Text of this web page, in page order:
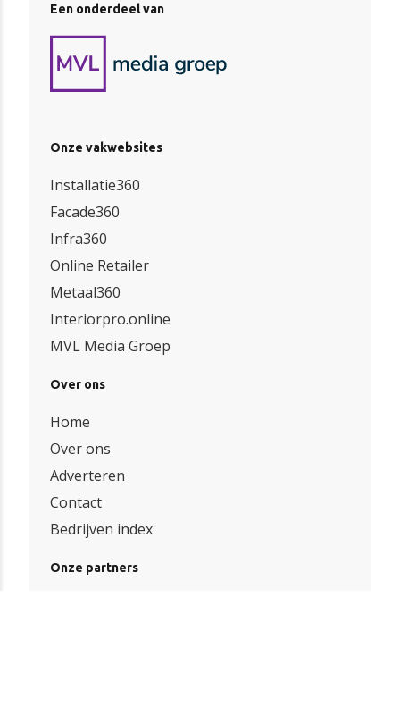
Een onderdeel van
Onze vakwebsites
Installatie360
Facade360
Infra360
Online Retailer
Metaal360
Interiorpro.online
MVL Media Groep
Over ons
Home
Over ons
Adverteren
Contact
Bedrijven index
Onze partners